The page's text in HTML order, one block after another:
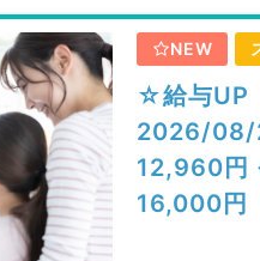
NEW
☆給与UP
2026/08/
12,960円
16,000円